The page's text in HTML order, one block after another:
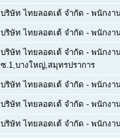
บริษัท ไทยลอตเต้ จำกัด - พนักงา
บริษัท ไทยลอตเต้ จำกัด - พนักงา
บริษัท ไทยลอตเต้ จำกัด - พนักงา
ซ.1,บางใหญ่,สมุทรปราการ
บริษัท ไทยลอตเต้ จำกัด - พนักงา
บริษัท ไทยลอตเต้ จำกัด - พนักงา
บริษัท ไทยลอตเต้ จำกัด - พนักงา